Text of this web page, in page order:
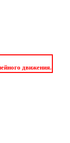
движения.